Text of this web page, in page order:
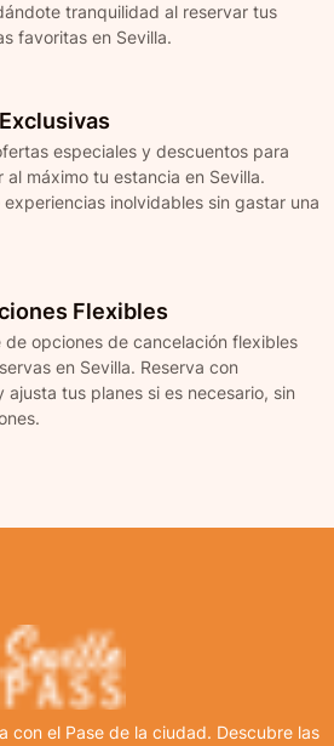
tranquilidad al reservar tus
favoritas en Sevilla.
especiales y descuentos para
al máximo tu estancia en Sevilla.
inolvidables sin gastar una
Flexibles
de opciones de cancelación flexibles
en Sevilla. Reserva con
ajusta tus planes si es necesario, sin
con el Pase de la ciudad. Descubre las